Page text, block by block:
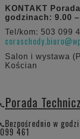
KONTAKT
godzinach: 9.00
Tel/kom: 503 099
Salon i wystawa
Kościan
Porada
Bezpośrednio w
099 461